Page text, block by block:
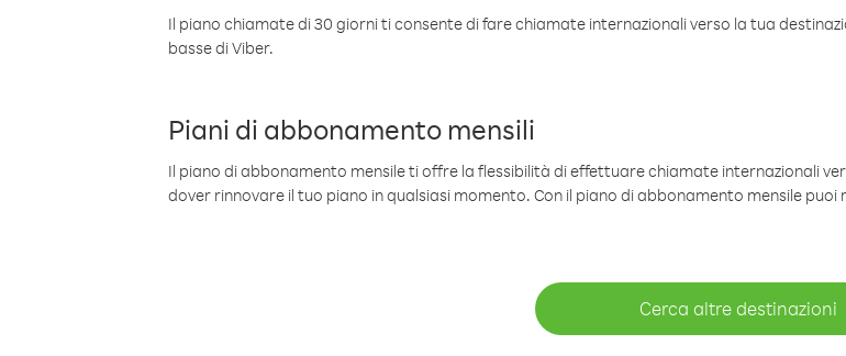
Il piano chiamate di 30 giorni ti consente di fare chiamate internazionali verso la tua
basse di Viber.
Piani di abbonamento mensili
Il piano di abbonamento mensile ti offre la flessibilità di effettuare chiamate internazionali
dover rinnovare il tuo piano in qualsiasi momento. Con il piano di abbonamento mensile
Cerca altre destinazioni